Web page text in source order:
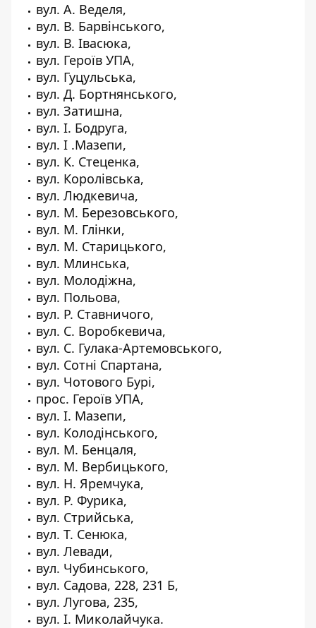
вул. А. Веделя,
вул. В. Барвінського,
вул. В. Івасюка,
вул. Героїв УПА,
вул. Гуцульська,
вул. Д. Бортнянського,
вул. Затишна,
вул. І. Бодруга,
вул. І .Мазепи,
вул. К. Стеценка,
вул. Королівська,
вул. Людкевича,
вул. М. Березовського,
вул. М. Глінки,
вул. М. Старицького,
вул. Млинська,
вул. Молодiжна,
вул. Польова,
вул. Р. Ставничого,
вул. С. Воробкевича,
вул. С. Гулака-Артемовського,
вул. Сотні Спартана,
вул. Чотового Бурі,
прос. Героїв УПА,
вул. І. Мазепи,
вул. Колодінського,
вул. М. Бенцаля,
вул. М. Вербицького,
вул. Н. Яремчука,
вул. Р. Фурика,
вул. Стрийська,
вул. Т. Сенюка,
вул. Левади,
вул. Чубинського,
вул. Садова, 228, 231 Б,
вул. Лугова, 235,
вул. І. Миколайчука.